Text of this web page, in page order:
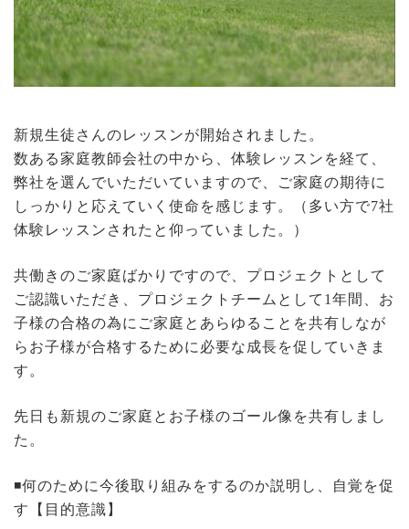
新規生徒さんのレッスンが開始されました。
数ある家庭教師会社の中から、体験レッスンを経て、
弊社を選んでいただいていますので、ご家庭の期待に
しっかりと応えていく使命を感じます。（多い方で7社
体験レッスンされたと仰っていました。）
共働きのご家庭ばかりですので、プロジェクトとして
ご認識いただき、プロジェクトチームとして1年間、お
子様の合格の為にご家庭とあらゆることを共有しなが
らお子様が合格するために必要な成長を促していきま
す。
先日も新規のご家庭とお子様のゴール像を共有しまし
た。
◾️何のために今後取り組みをするのか説明し、自覚を促
す【目的意識】